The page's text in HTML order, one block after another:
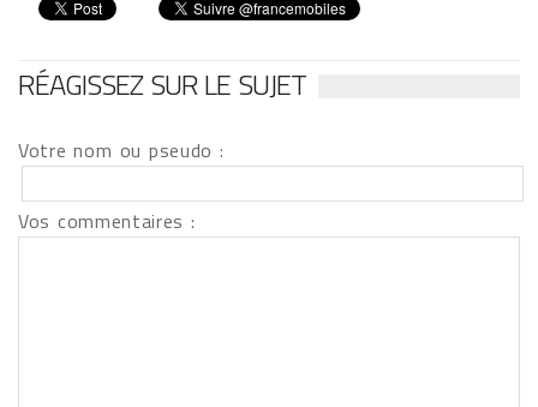
RÉAGISSEZ SUR LE SUJET
Votre nom ou pseudo :
Vos commentaires :